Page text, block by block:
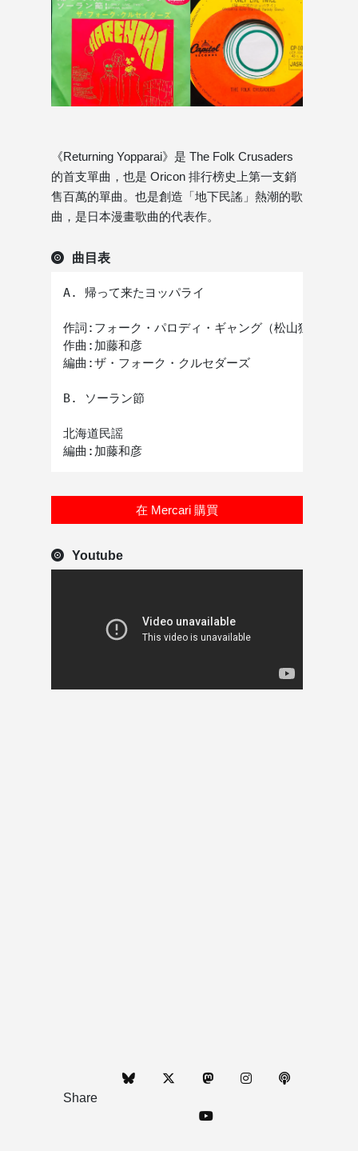
《Returning Yopparai》是 The Folk Crusaders
的首支單曲，也是 Oricon 排行榜史上第一支銷
售百萬的單曲。也是創造「地下民謠」熱潮的歌
曲，是日本漫畫歌曲的代表作。
曲目表
A. 帰って来たヨッパライ
作詞:フォーク・パロディ・ギャング（松山猛・北山
作曲:加藤和彦
編曲:ザ・フォーク・クルセダーズ
B. ソーラン節
北海道民謡
在 Mercari 購買
Youtube
Share